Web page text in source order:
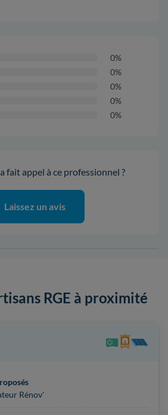
0%
0%
0%
0%
0%
fait appel à ce professionnel ?
Laissez un avis
RGE à proximité
Rénov'